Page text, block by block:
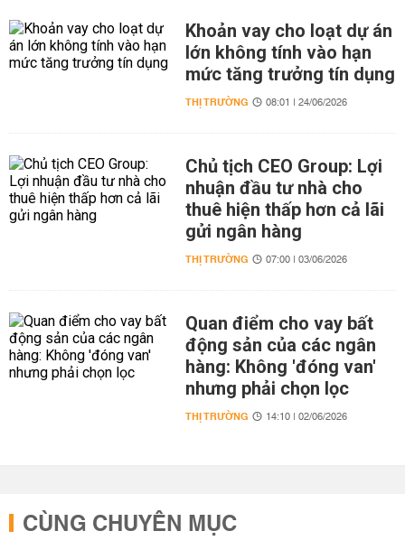
Khoản vay cho loạt dự án
lớn không tính vào hạn
mức tăng trưởng tín dụng
THỊ TRƯỜNG 08:01 | 24/06/2026
Chủ tịch CEO Group: Lợi
nhuận đầu tư nhà cho
thuê hiện thấp hơn cả lãi
gửi ngân hàng
THỊ TRƯỜNG 07:00 | 03/06/2026
Quan điểm cho vay bất
động sản của các ngân
hàng: Không 'đóng van'
nhưng phải chọn lọc
THỊ TRƯỜNG 14:10 | 02/06/2026
CÙNG CHUYÊN MỤC